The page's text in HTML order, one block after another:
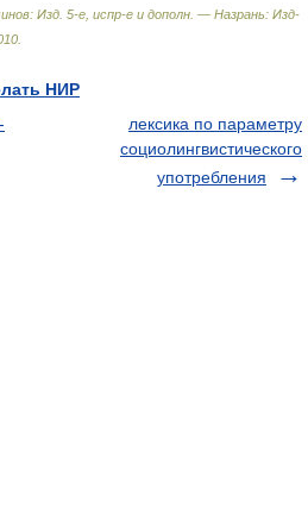
Изд. 5-е, испр-е и дополн. — Назрань: Изд-
НИР
лексика по параметру
социолингвистического
употребления